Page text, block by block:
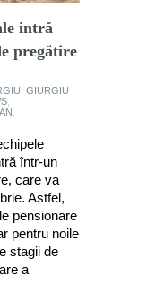
intră
pregătire
GIURGIU
într-un
care va
Astfel,
pensionare
pentru noile
stagii de
a